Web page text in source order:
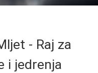
- Raj za
i jedrenja